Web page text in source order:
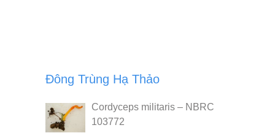
Đông Trùng Hạ Thảo
Cordyceps militaris – NBRC
103772